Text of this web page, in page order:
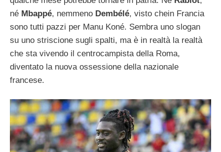
né Mbappé, nemmeno Dembélé, visto chein Francia
sono tutti pazzi per Manu Koné. Sembra uno slogan
su uno striscione sugli spalti, ma è in realtà la realtà
che sta vivendo il centrocampista della Roma,
diventato la nuova ossessione della nazionale
francese.